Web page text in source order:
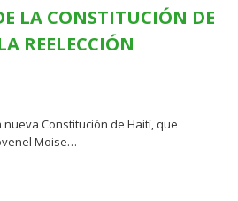
LA CONSTITUCIÓN DE
REELECCIÓN
nueva Constitución de Haití, que
Moise…